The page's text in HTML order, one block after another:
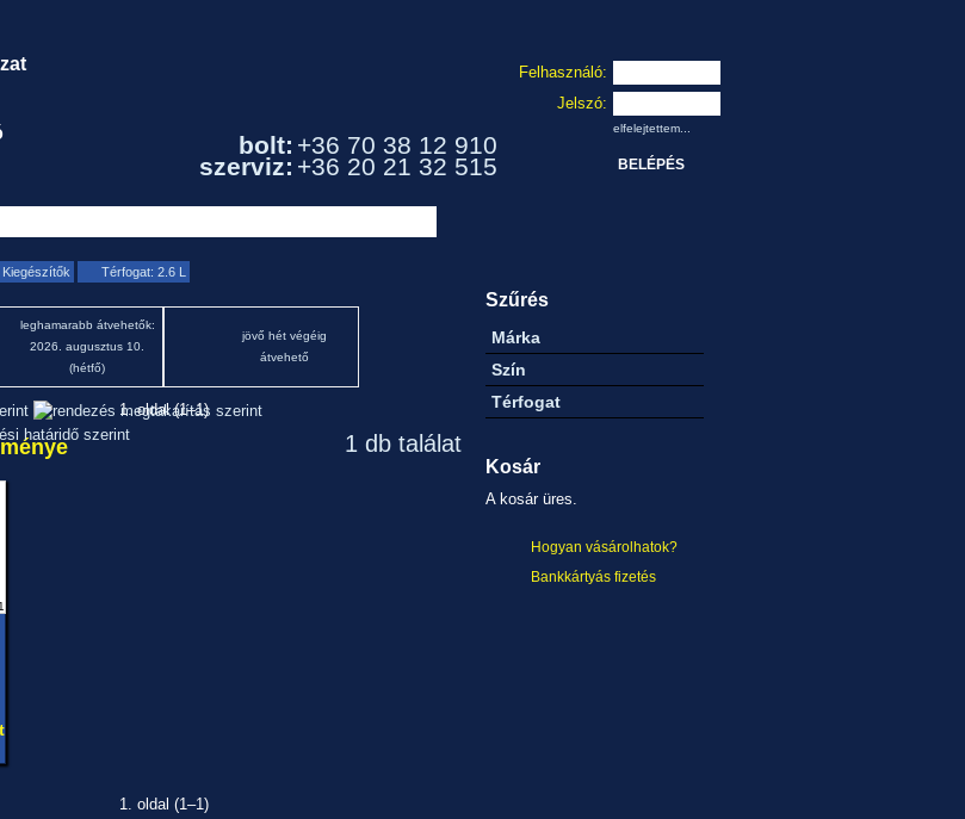
bolt: +36 70 38 12 910
szerviz: +36 20 21 32 515
Felhasználó:
Jelszó:
elfelejtettem...
Kiegészítők Térfogat: 2.6 L
leghamarabb átvehetők:
2026. augusztus 10.
(hétfő)
jövő hét végéig
átvehető
1. oldal (1–1)
1 db találat
1
1. oldal (1–1)
Szűrés
Márka
Szín
Térfogat
Kosár
A kosár üres.
Hogyan vásárolhatok?
Bankkártyás fizetés